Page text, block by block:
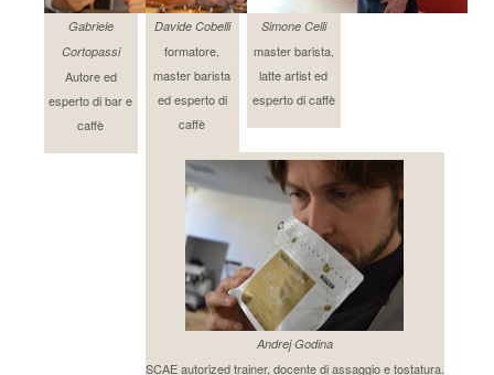
Gabriele
Cortopassi
Autore ed
esperto di bar e
caffè
Davide Cobelli
formatore,
master barista
ed esperto di
caffè
Simone Celli
master barista,
latte artist ed
esperto di caffè
Andrej Godina
SCAE autorized trainer, docente di assaggio e tostatura.